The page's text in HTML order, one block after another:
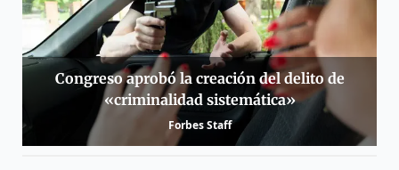
Congreso aprobó la creación del delito de
«criminalidad sistemática»
Forbes Staff